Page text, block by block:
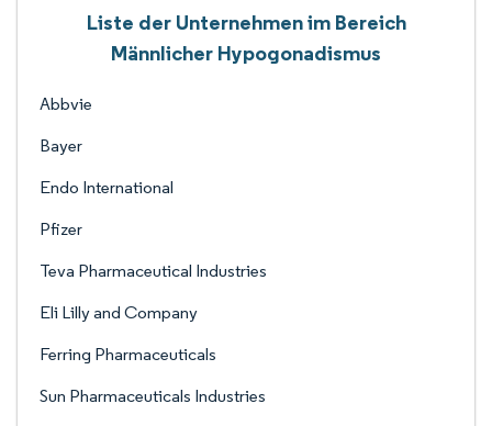
Liste der Unternehmen im Bereich
Männlicher Hypogonadismus
Abbvie
Bayer
Endo International
Pfizer
Teva Pharmaceutical Industries
Eli Lilly and Company
Ferring Pharmaceuticals
Sun Pharmaceuticals Industries